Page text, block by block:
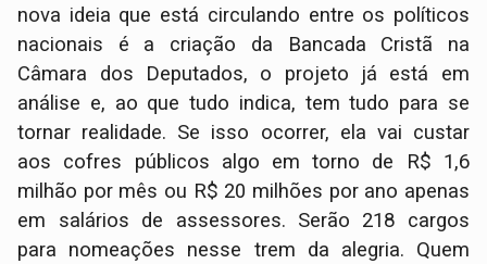
nova ideia que está circulando entre os políticos
nacionais é a criação da Bancada Cristã na
Câmara dos Deputados, o projeto já está em
análise e, ao que tudo indica, tem tudo para se
tornar realidade. Se isso ocorrer, ela vai custar
aos cofres públicos algo em torno de R$ 1,6
milhão por mês ou R$ 20 milhões por ano apenas
em salários de assessores. Serão 218 cargos
para nomeações nesse trem da alegria. Quem